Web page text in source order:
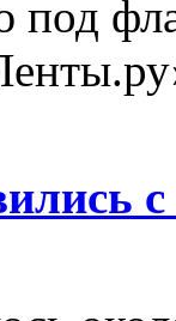
под
с